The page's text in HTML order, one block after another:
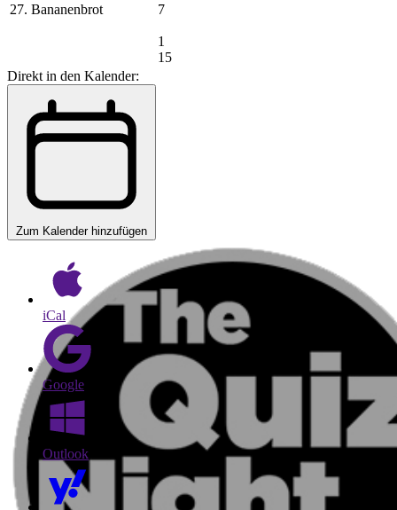
27. Bananenbrot 7
1
15
Direkt in den Kalender:
Zum Kalender hinzufügen
iCal
Google
Outlook